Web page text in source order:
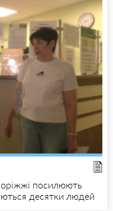
посилюють
десятки людей